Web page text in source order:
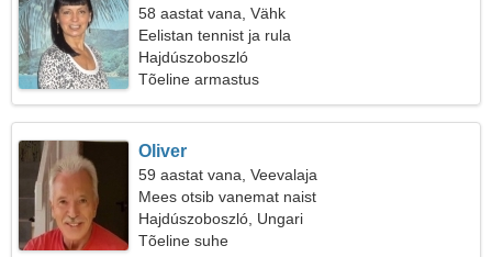
58 aastat vana, Vähk
Eelistan tennist ja rula
Hajdúszoboszló
Tõeline armastus
Oliver
59 aastat vana, Veevalaja
Mees otsib vanemat naist
Hajdúszoboszló, Ungari
Tõeline suhe